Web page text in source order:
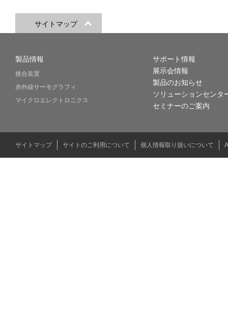
サイトマップ
製品情報
接合装置
赤外線サーモグラフィ
マイクロエレクトロニクス
サポート情報
展示会情報
製品のお知らせ
ソリューションセンタ
セミナーのご案内
サイトマップ サイトのご利用について 個人情報取り扱いについて